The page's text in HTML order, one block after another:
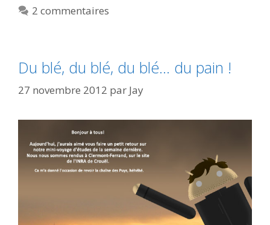
2 commentaires
Du blé, du blé, du blé… du pain !
27 novembre 2012 par Jay